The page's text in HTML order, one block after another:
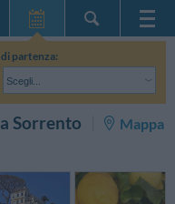
Home Page
Le mie Prenotazioni
InItalia Club
partenza:
Scegli...
Sorrento
Mappa